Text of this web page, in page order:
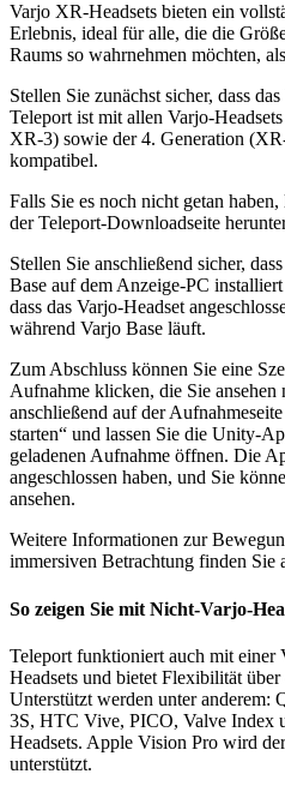
Varjo XR-Headsets bieten ein
Erlebnis, ideal für alle, die die
Raums so wahrnehmen möchten,
Stellen Sie zunächst sicher, dass
Teleport ist mit allen Varjo-
XR-3) sowie der 4. Generation
kompatibel.
Falls Sie es noch nicht getan
der Teleport-Downloadseite
Stellen Sie anschließend sicher,
Base auf dem Anzeige-PC
dass das Varjo-Headset
während Varjo Base läuft.
Zum Abschluss können Sie eine
Aufnahme klicken, die Sie
anschließend auf der
starten“ und lassen Sie die Unity-
geladenen Aufnahme öffnen. Die
angeschlossen haben, und Sie
ansehen.
Weitere Informationen zur
immersiven Betrachtung finden Sie
So zeigen Sie mit Nicht-Varjo-
Teleport funktioniert auch mit
Headsets und bietet Flexibilität
Unterstützt werden unter anderem:
3S, HTC Vive, PICO, Valve Index
Headsets. Apple Vision Pro wird
unterstützt.